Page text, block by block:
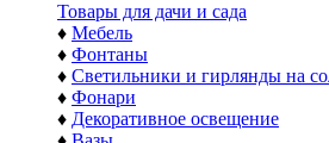
Товары для дачи и сада
♦ Мебель
♦ Фонтаны
♦ Светильники и гирлянды на
♦ Фонари
♦ Декоративное освещение